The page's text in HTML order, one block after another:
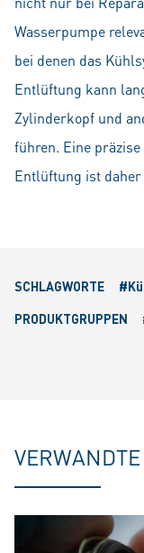
Wasserpumpe
bei denen das
Entlüftung kann
Zylinderkopf und
führen. Eine
Entlüftung ist
SCHLAGWORTE
PRODUKTGRUPPEN